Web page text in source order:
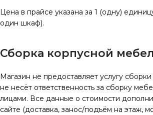
Цена в прайсе указана за 1 (одну)
один шкаф).
Сборка корпусной
Магазин не предоставляет услугу
не несёт ответственность за сборку
лицами. Все данные о стоимости
сайте (доставка, занос/подъём на этаж,